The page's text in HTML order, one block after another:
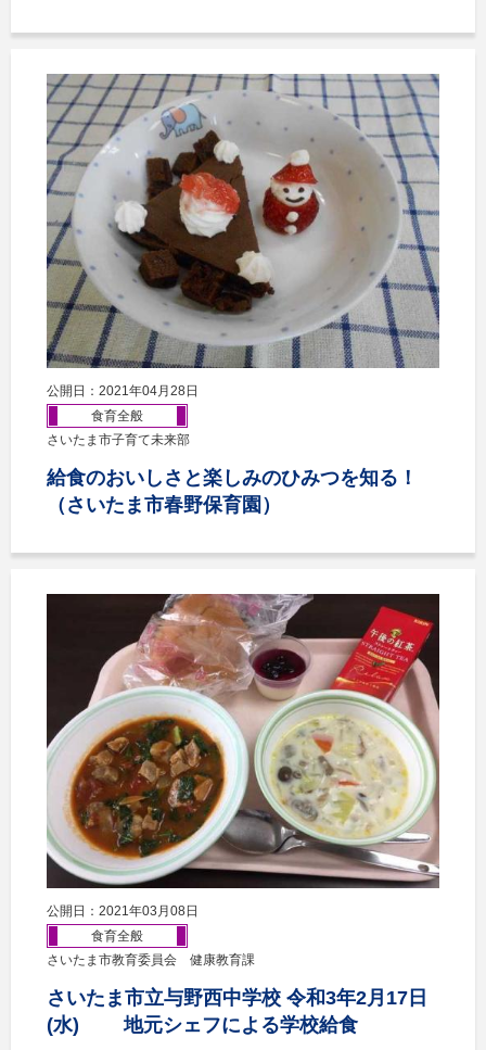
公開日：2021年04月28日
食育全般
さいたま市子育て未来部
給食のおいしさと楽しみのひみつを知る！
（さいたま市春野保育園）
公開日：2021年03月08日
食育全般
さいたま市教育委員会 健康教育課
さいたま市立与野西中学校 令和3年2月17日
(水) 地元シェフによる学校給食